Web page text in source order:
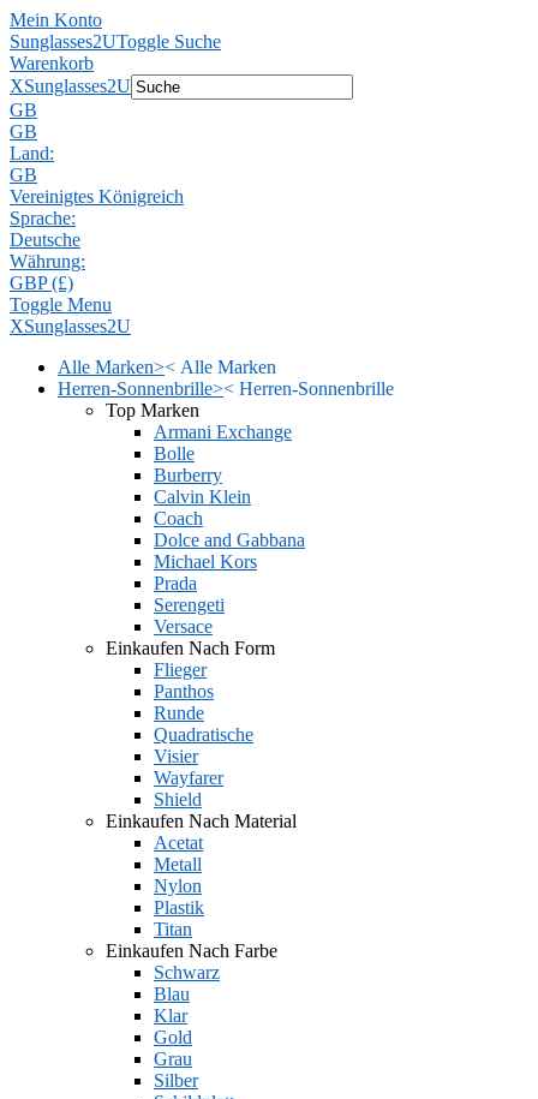
Mein Konto
Sunglasses2UToggle Suche
Warenkorb
XSunglasses2U
GB
GB
Land:
GB
Vereinigtes Königreich
Sprache:
Deutsche
Währung:
GBP (£)
Toggle Menu
XSunglasses2U
Alle Marken>< Alle Marken
Herren-Sonnenbrille>< Herren-Sonnenbrille
Top Marken
Armani Exchange
Bolle
Burberry
Calvin Klein
Coach
Dolce and Gabbana
Michael Kors
Prada
Serengeti
Versace
Einkaufen Nach Form
Flieger
Panthos
Runde
Quadratische
Visier
Wayfarer
Shield
Einkaufen Nach Material
Acetat
Metall
Nylon
Plastik
Titan
Einkaufen Nach Farbe
Schwarz
Blau
Klar
Gold
Grau
Silber